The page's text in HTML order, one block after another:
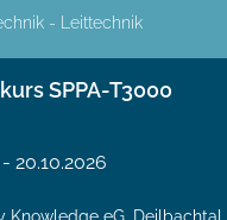
- Leittechnik
SPPA-T3000
20.10.2026